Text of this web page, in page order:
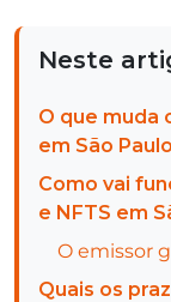
Neste
O que muda
em São
Como vai
e NFTS em
O emissor
Quais os